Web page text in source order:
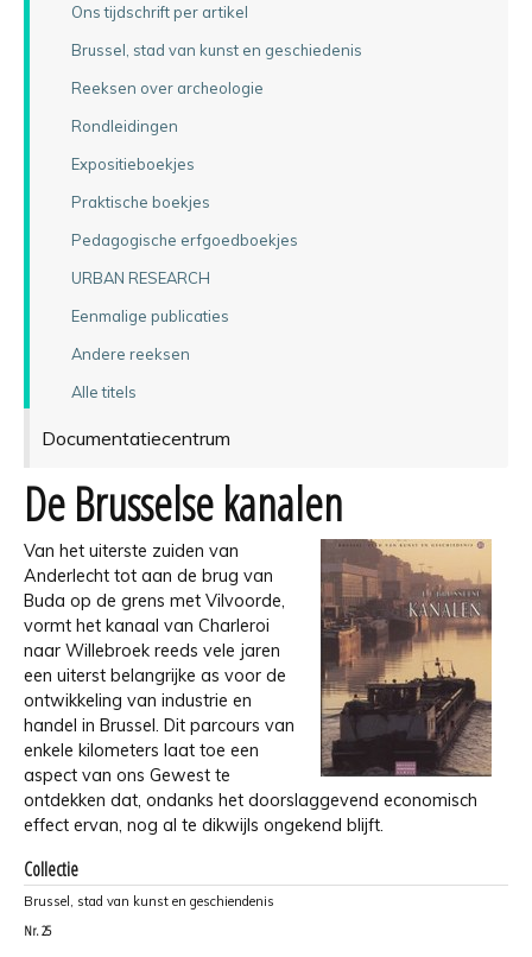
Ons tijdschrift per artikel
Brussel, stad van kunst en geschiedenis
Reeksen over archeologie
Rondleidingen
Expositieboekjes
Praktische boekjes
Pedagogische erfgoedboekjes
URBAN RESEARCH
Eenmalige publicaties
Andere reeksen
Alle titels
Documentatiecentrum
De Brusselse kanalen
Van het uiterste zuiden van
Anderlecht tot aan de brug van
Buda op de grens met Vilvoorde,
vormt het kanaal van Charleroi
naar Willebroek reeds vele jaren
een uiterst belangrijke as voor de
ontwikkeling van industrie en
handel in Brussel. Dit parcours van
enkele kilometers laat toe een
aspect van ons Gewest te
ontdekken dat, ondanks het doorslaggevend economisch
effect ervan, nog al te dikwijls ongekend blijft.
Collectie
Brussel, stad van kunst en geschiendenis
Nr. 25